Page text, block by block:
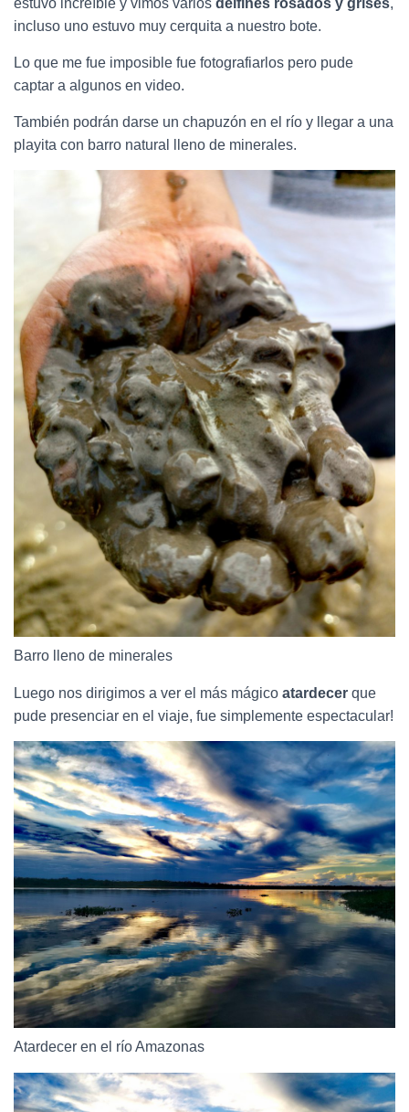
estuvo increíble y vimos varios delfines rosados y grises,
incluso uno estuvo muy cerquita a nuestro bote.
Lo que me fue imposible fue fotografiarlos pero pude
captar a algunos en video.
También podrán darse un chapuzón en el río y llegar a una
playita con barro natural lleno de minerales.
Barro lleno de minerales
Luego nos dirigimos a ver el más mágico atardecer que
pude presenciar en el viaje, fue simplemente espectacular!
Atardecer en el río Amazonas